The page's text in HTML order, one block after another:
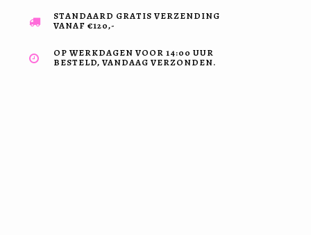
STANDAARD GRATIS VERZENDING
VANAF €120,-
OP WERKDAGEN VOOR 14:00 UUR
BESTELD, VANDAAG VERZONDEN.